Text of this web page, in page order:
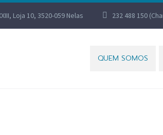
Loja 10, 3520-059 Nelas 232 488 150
QUEM SOMOS